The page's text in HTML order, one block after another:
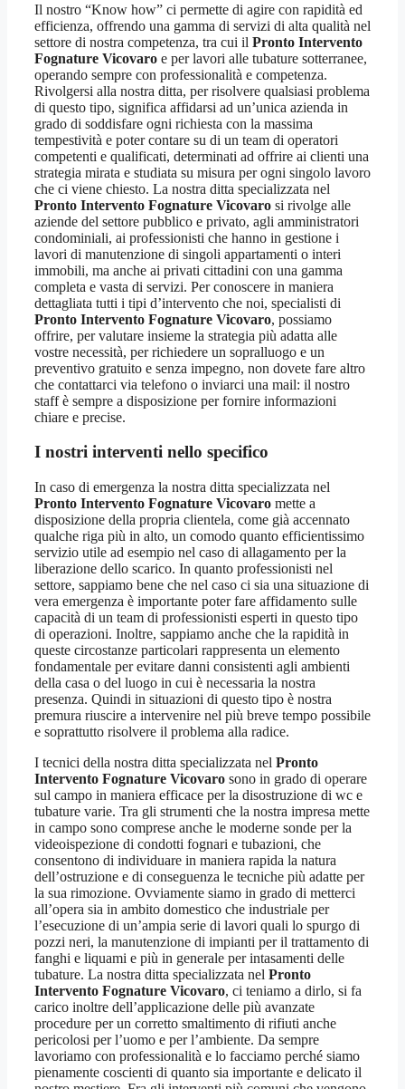
Il nostro “Know how” ci permette di agire con rapidità ed
efficienza, offrendo una gamma di servizi di alta qualità nel
settore di nostra competenza, tra cui il Pronto Intervento
Fognature Vicovaro e per lavori alle tubature sotterranee,
operando sempre con professionalità e competenza.
Rivolgersi alla nostra ditta, per risolvere qualsiasi problema
di questo tipo, significa affidarsi ad un’unica azienda in
grado di soddisfare ogni richiesta con la massima
tempestività e poter contare su di un team di operatori
competenti e qualificati, determinati ad offrire ai clienti una
strategia mirata e studiata su misura per ogni singolo lavoro
che ci viene chiesto. La nostra ditta specializzata nel
Pronto Intervento Fognature Vicovaro si rivolge alle
aziende del settore pubblico e privato, agli amministratori
condominiali, ai professionisti che hanno in gestione i
lavori di manutenzione di singoli appartamenti o interi
immobili, ma anche ai privati cittadini con una gamma
completa e vasta di servizi. Per conoscere in maniera
dettagliata tutti i tipi d’intervento che noi, specialisti di
Pronto Intervento Fognature Vicovaro, possiamo
offrire, per valutare insieme la strategia più adatta alle
vostre necessità, per richiedere un sopralluogo e un
preventivo gratuito e senza impegno, non dovete fare altro
che contattarci via telefono o inviarci una mail: il nostro
staff è sempre a disposizione per fornire informazioni
chiare e precise.
I nostri interventi nello specifico
In caso di emergenza la nostra ditta specializzata nel
Pronto Intervento Fognature Vicovaro mette a
disposizione della propria clientela, come già accennato
qualche riga più in alto, un comodo quanto efficientissimo
servizio utile ad esempio nel caso di allagamento per la
liberazione dello scarico. In quanto professionisti nel
settore, sappiamo bene che nel caso ci sia una situazione di
vera emergenza è importante poter fare affidamento sulle
capacità di un team di professionisti esperti in questo tipo
di operazioni. Inoltre, sappiamo anche che la rapidità in
queste circostanze particolari rappresenta un elemento
fondamentale per evitare danni consistenti agli ambienti
della casa o del luogo in cui è necessaria la nostra
presenza. Quindi in situazioni di questo tipo è nostra
premura riuscire a intervenire nel più breve tempo possibile
e soprattutto risolvere il problema alla radice.
I tecnici della nostra ditta specializzata nel Pronto
Intervento Fognature Vicovaro sono in grado di operare
sul campo in maniera efficace per la disostruzione di wc e
tubature varie. Tra gli strumenti che la nostra impresa mette
in campo sono comprese anche le moderne sonde per la
videoispezione di condotti fognari e tubazioni, che
consentono di individuare in maniera rapida la natura
dell’ostruzione e di conseguenza le tecniche più adatte per
la sua rimozione. Ovviamente siamo in grado di metterci
all’opera sia in ambito domestico che industriale per
l’esecuzione di un’ampia serie di lavori quali lo spurgo di
pozzi neri, la manutenzione di impianti per il trattamento di
fanghi e liquami e più in generale per intasamenti delle
tubature. La nostra ditta specializzata nel Pronto
Intervento Fognature Vicovaro, ci teniamo a dirlo, si fa
carico inoltre dell’applicazione delle più avanzate
procedure per un corretto smaltimento di rifiuti anche
pericolosi per l’uomo e per l’ambiente. Da sempre
lavoriamo con professionalità e lo facciamo perché siamo
pienamente coscienti di quanto sia importante e delicato il